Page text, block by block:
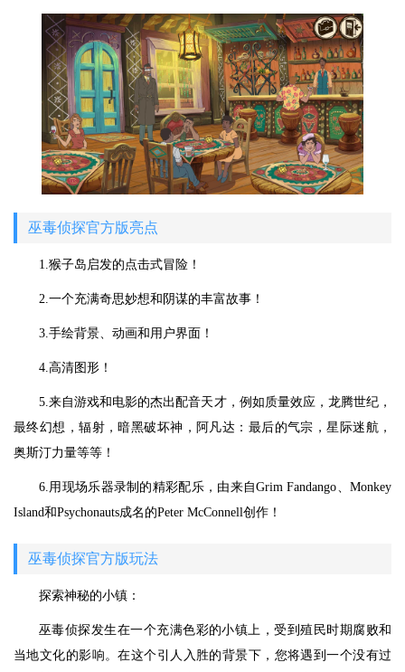
巫毒侦探官方版亮点
1.猴子岛启发的点击式冒险！
2.一个充满奇思妙想和阴谋的丰富故事！
3.手绘背景、动画和用户界面！
4.高清图形！
5.来自游戏和电影的杰出配音天才，例如质量效应，龙腾世纪，
最终幻想，辐射，暗黑破坏神，阿凡达：最后的气宗，星际迷航，
奥斯汀力量等等！
6.用现场乐器录制的精彩配乐，由来自Grim Fandango、Monkey
Island和Psychonauts成名的Peter McConnell创作！
巫毒侦探官方版玩法
探索神秘的小镇：
巫毒侦探发生在一个充满色彩的小镇上，受到殖民时期腐败和
当地文化的影响。在这个引人入胜的背景下，您将遇到一个没有过